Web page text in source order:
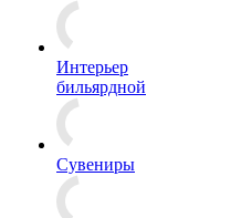
Интерьер
бильярдной
Сувениры